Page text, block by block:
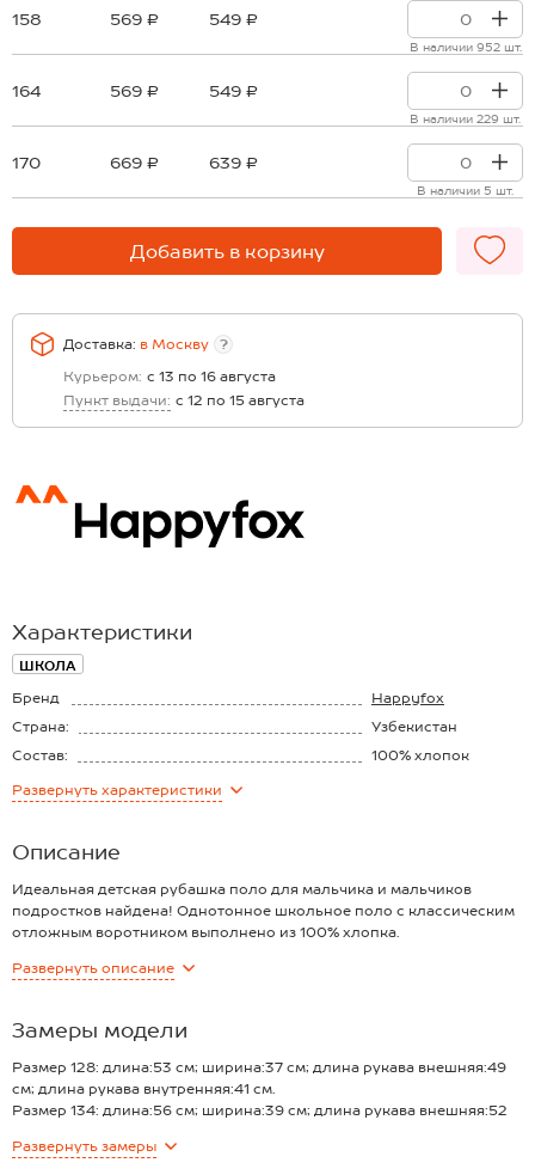
158 569 ₽ 549 ₽
В наличии 952 шт.
164 569 ₽ 549 ₽
В наличии 229 шт.
170 669 ₽ 639 ₽
В наличии 5 шт.
Добавить в корзину
Доставка: в Москву
?
Курьером: с 13 по 16 августа
Пункт выдачи: с 12 по 15 августа
Характеристики
ШКОЛА
Бренд
Happyfox
Страна:
Узбекистан
Состав:
100% хлопок
Материал:
Развернуть характеристики
Описание
Идеальная детская рубашка поло для мальчика и мальчиков
подростков найдена! Однотонное школьное поло с классическим
отложным воротником выполнено из 100% хлопка.
— мягкий хлопковый трикотаж пике (плотность 180 г/м²) —
— планка на пуговицах задаст настроение: оставь застёгнутой для
повседневных образов или расстегни, чтобы добавить
расслабленности;
— длинные рукава подходят для демисезонной и прохладной
Базовая белая футболка-поло — отличное решение для школы,
Развернуть описание
Замеры модели
Размер 128: длина:53 см; ширина:37 см; длина рукава внешняя:49
см; длина рукава внутренняя:41 см.
Размер 134: длина:56 см; ширина:39 см; длина рукава внешняя:52
Размер 140: длина:60 см; ширина:43 см; длина рукава внешняя:54
Развернуть замеры